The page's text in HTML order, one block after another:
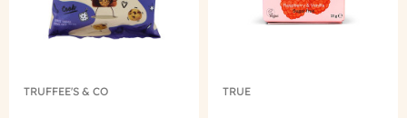
TRUFFEE'S & CO TRUE